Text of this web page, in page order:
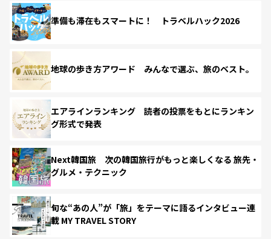
準備も滞在もスマートに！ トラベルハック2026
地球の歩き方アワード みんなで選ぶ、旅のベスト。
エアラインランキング 読者の投票をもとにランキン
グ形式で発表
Next韓国旅 次の韓国旅行がもっと楽しくなる 旅先・
グルメ・テクニック
旬な“あの人”が「旅」をテーマに語るインタビュー連
載 MY TRAVEL STORY